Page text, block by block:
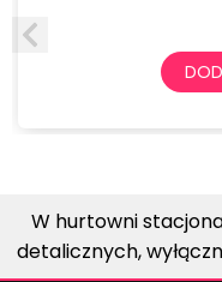
W hurtowni
detalicznych,